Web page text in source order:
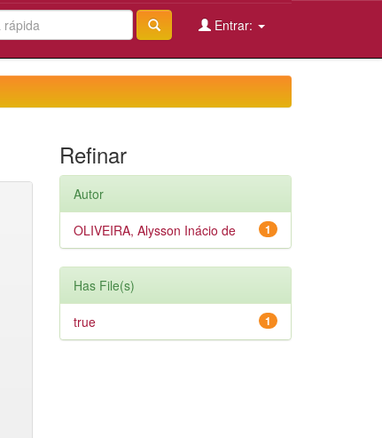
Entrar:
Refinar
Autor
1
OLIVEIRA, Alysson Inácio de
Has File(s)
1
true